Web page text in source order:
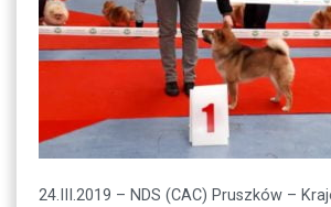
24.III.2019 – NDS (CAC) Pruszków –